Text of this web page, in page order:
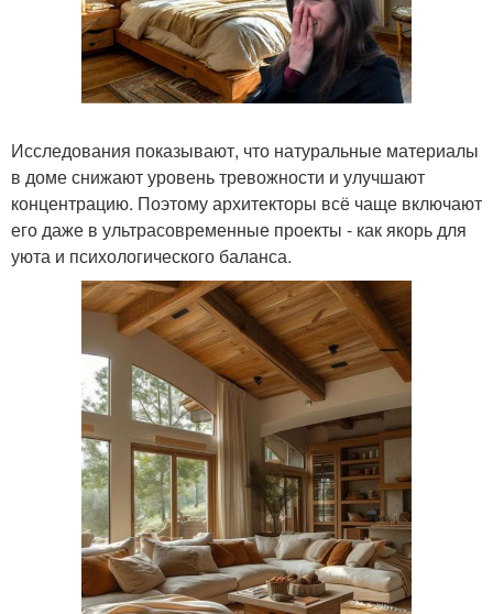
Исследования показывают, что натуральные материалы
в доме снижают уровень тревожности и улучшают
концентрацию. Поэтому архитекторы всё чаще включают
его даже в ультрасовременные проекты - как якорь для
уюта и психологического баланса.